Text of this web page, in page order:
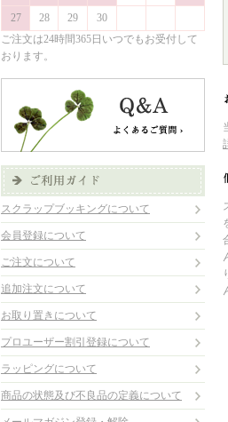
27
28 29
30
ご注文は24時間365日いつでもお受付して
おります。
スクラップブッキングについて
会員登録について
ご注文について
追加注文について
お取り置きについて
プロユーザー割引登録について
ラッピングについて
商品の状態及び不良品の定義について